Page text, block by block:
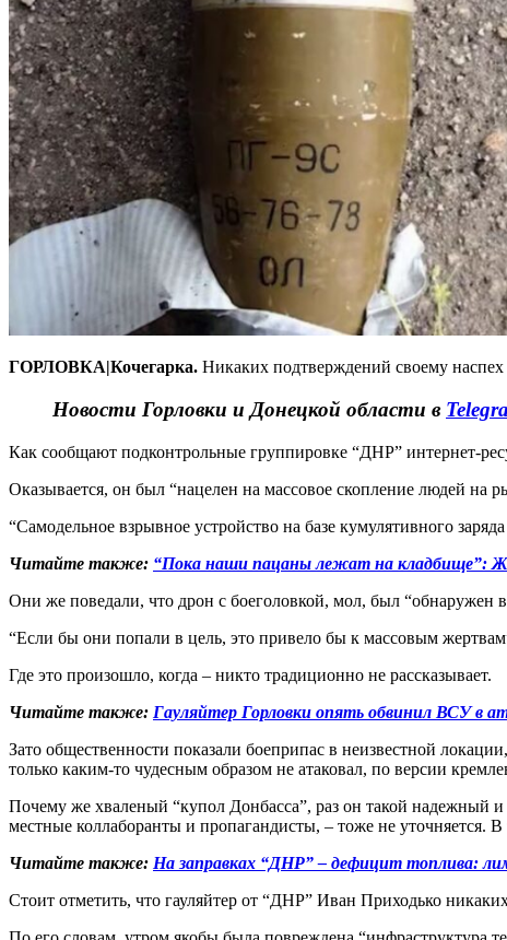
ГОРЛОВКА|Кочегарка. Никаких подтверждений своему
Новости Горловки и Донецкой области в
Как сообщают подконтрольные группировке “ДНР” интернет-
Оказывается, он был “нацелен на массовое скопление людей на
“Самодельное взрывное устройство на базе кумулятивного
Читайте также: “Пока наши пацаны лежат на кладбище”:
Они же поведали, что дрон с боеголовкой, мол, был “обнаружен
“Если бы они попали в цель, это привело бы к массовым
Где это произошло, когда – никто традиционно не рассказывает.
Читайте также: Гауляйтер Горловки опять обвинил ВСУ в
Зато общественности показали боеприпас в неизвестной
только каким-то чудесным образом не атаковал, по версии
Почему же хваленый “купол Донбасса”, раз он такой надежный
местные коллаборанты и пропагандисты, – тоже не уточняется.
Читайте также: На заправках “ДНР” – дефицит топлива:
Стоит отметить, что гауляйтер от “ДНР” Иван Приходько